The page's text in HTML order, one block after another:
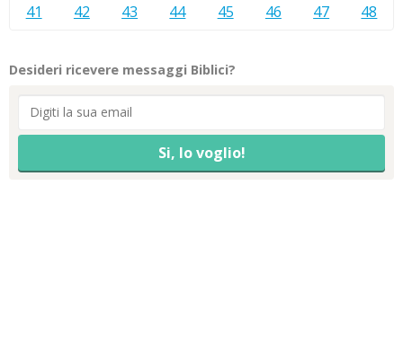
41 42 43 44 45 46 47 48
Desideri ricevere messaggi Biblici?